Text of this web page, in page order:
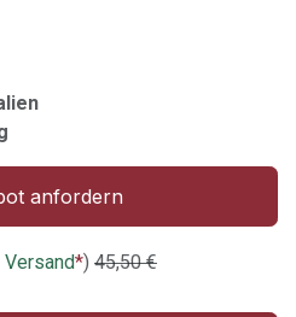
anfordern
Versand*) 45,50€